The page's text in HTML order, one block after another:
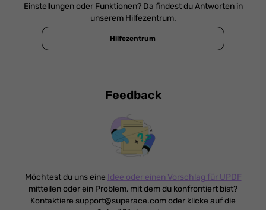
Einstellungen oder Funktionen? Da findest du Antworten in
unserem Hilfezentrum.
Hilfezentrum
Feedback
Möchtest du uns eine Idee oder einen Vorschlag für UPDF
mitteilen oder ein Problem, mit dem du konfrontiert bist?
Kontaktiere support@superace.comoder klicke auf die